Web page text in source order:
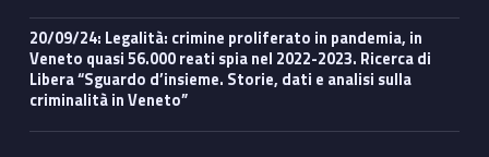
20/09/24: Legalità: crimine proliferato in pandemia, in
Veneto quasi 56.000 reati spia nel 2022-2023. Ricerca di
Libera “Sguardo d’insieme. Storie, dati e analisi sulla
criminalità in Veneto”